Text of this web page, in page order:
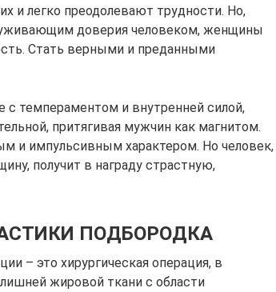
и легко преодолевают трудности. Но,
доверия человеком, женщины
Стать верными и преданными
с темпераментом и внутренней силой,
притягивая мужчин как магнитом.
и импульсивным характером. Но человек,
получит в награду страстную,
ПОДБОРОДКА
– это хирургическая операция, в
жировой ткани с области